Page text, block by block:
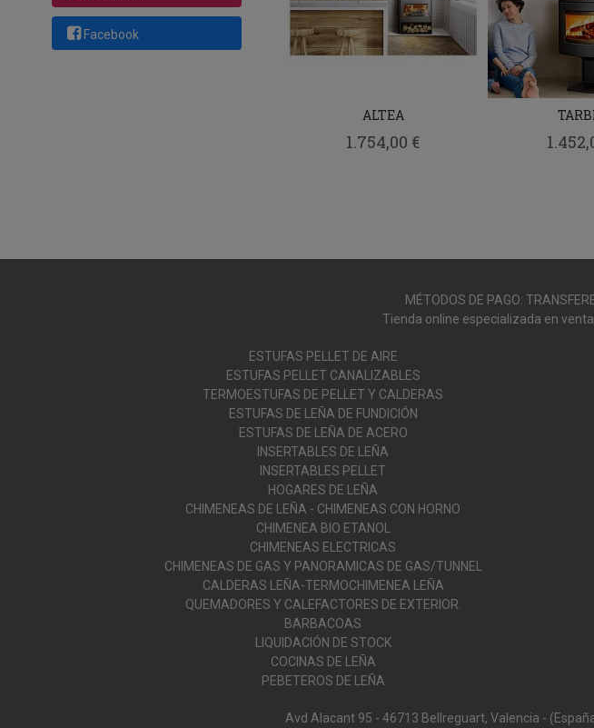
Facebook
ALTEA
1.754,00 €
MÉTODOS DE PAGO:
Tienda online especializada en
ESTUFAS PELLET DE AIRE
ESTUFAS PELLET CANALIZABLES
TERMOESTUFAS DE PELLET Y CALDERAS
ESTUFAS DE LEÑA DE FUNDICIÓN
ESTUFAS DE LEÑA DE ACERO
INSERTABLES DE LEÑA
INSERTABLES PELLET
HOGARES DE LEÑA
CHIMENEAS DE LEÑA - CHIMENEAS CON HORNO
CHIMENEA BIO ETANOL
CHIMENEAS ELECTRICAS
CHIMENEAS DE GAS Y PANORAMICAS DE GAS/TUNNEL
CALDERAS LEÑA-TERMOCHIMENEA LEÑA
QUEMADORES Y CALEFACTORES DE EXTERIOR.
BARBACOAS
LIQUIDACIÓN DE STOCK
COCINAS DE LEÑA
PEBETEROS DE LEÑA
Avd Alacant 95 - 46713 Bellreguart, Valencia -